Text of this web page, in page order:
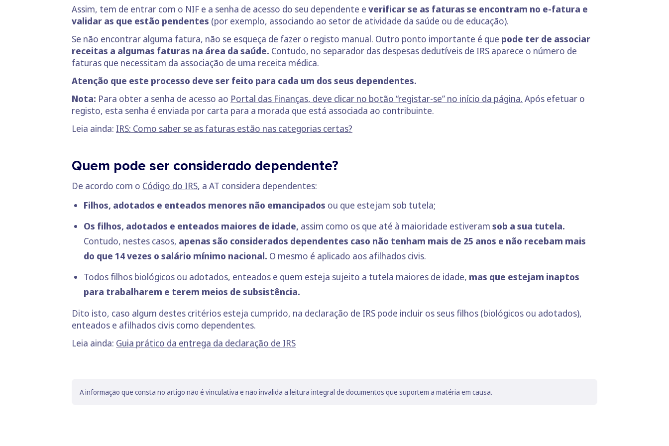
Assim, tem de entrar com o NIF e a senha de acesso do seu dependente e verificar se as faturas se encontram no e-fatura e
validar as que estão pendentes (por exemplo, associando ao setor de atividade da saúde ou de educação).
Se não encontrar alguma fatura, não se esqueça de fazer o registo manual. Outro ponto importante é que pode ter de associar
receitas a algumas faturas na área da saúde. Contudo, no separador das despesas dedutíveis de IRS aparece o número de
faturas que necessitam da associação de uma receita médica.
Atenção que este processo deve ser feito para cada um dos seus dependentes.
Nota: Para obter a senha de acesso ao Portal das Finanças, deve clicar no botão “registar-se” no início da página. Após efetuar o
registo, esta senha é enviada por carta para a morada que está associada ao contribuinte.
Leia ainda: IRS: Como saber se as faturas estão nas categorias certas?
Quem pode ser considerado dependente?
De acordo com o Código do IRS, a AT considera dependentes:
Filhos, adotados e enteados menores não emancipados ou que estejam sob tutela;
Os filhos, adotados e enteados maiores de idade, assim como os que até à maioridade estiveram sob a sua tutela.
Contudo, nestes casos, apenas são considerados dependentes caso não tenham mais de 25 anos e não recebam mais
do que 14 vezes o salário mínimo nacional. O mesmo é aplicado aos afilhados civis.
Todos filhos biológicos ou adotados, enteados e quem esteja sujeito a tutela maiores de idade, mas que estejam inaptos
para trabalharem e terem meios de subsistência.
Dito isto, caso algum destes critérios esteja cumprido, na declaração de IRS pode incluir os seus filhos (biológicos ou adotados),
enteados e afilhados civis como dependentes.
Leia ainda: Guia prático da entrega da declaração de IRS
A informação que consta no artigo não é vinculativa e não invalida a leitura integral de documentos que suportem a matéria em causa.